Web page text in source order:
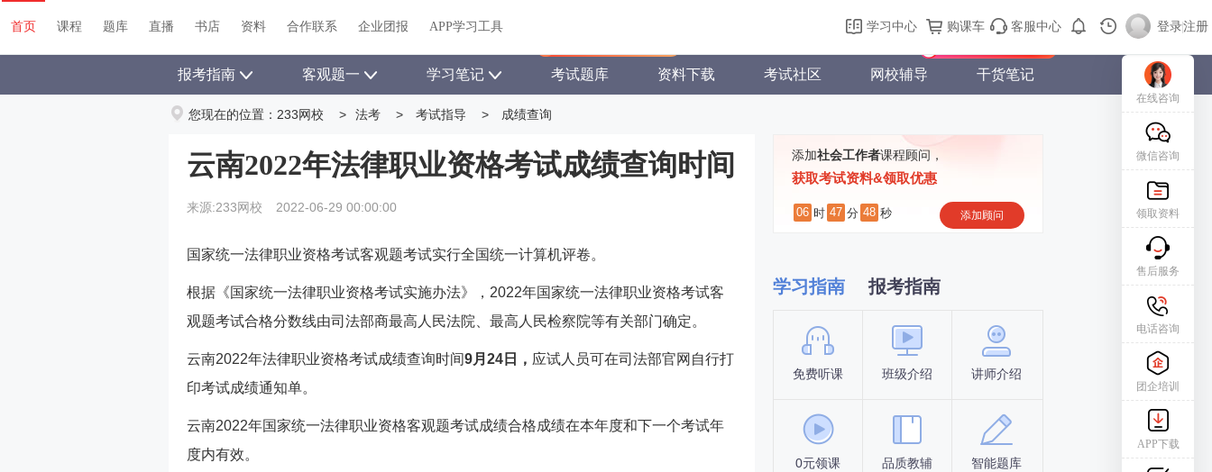
首页 课程 题库 直播 书店 资料 关于我们 帮助中心 购课车 登录/注册
首页 课程 题库 直播 书店 资料 合作联系 企业团报 APP学习工具 学习中心 购课车 客服中心 登录|注册
报考指南 客观题一 学习笔记 考试题库 资料下载 考试社区 网校辅导 干货笔记
您现在的位置： 233网校 > 法考 > 考试指导 > 成绩查询
云南2022年法律职业资格考试成绩查询时间
来源:233网校 2022-06-29 00:00:00
国家统一法律职业资格考试客观题考试实行全国统一计算机评卷。
根据《国家统一法律职业资格考试实施办法》，2022年国家统一法律职业资格考试客
观题考试合格分数线由司法部商最高人民法院、最高人民检察院等有关部门确定。
云南2022年法律职业资格考试成绩查询时间9月24日， 应试人员可在司法部官网自行打
印考试成绩通知单。
云南2022年国家统一法律职业资格客观题考试成绩合格成绩在本年度和下一个考试年
度内有效。
添加社会工作者课程顾问，
获取考试资料&领取优惠
06 时 47 分 47 秒 添加顾问
学习指南 报考指南
免费听课 班级介绍 讲师介绍
0元领课 品质教辅 智能题库
报名时间
考试时间
在线咨询
微信咨询
领取资料
售后服务
电话咨询
团企培训
APP下载